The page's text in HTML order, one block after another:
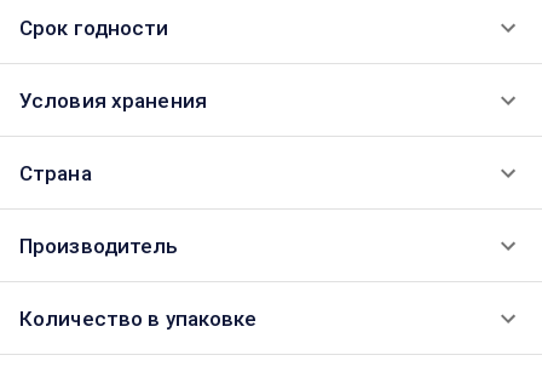
Срок годности
Условия хранения
Страна
Производитель
Количество в упаковке